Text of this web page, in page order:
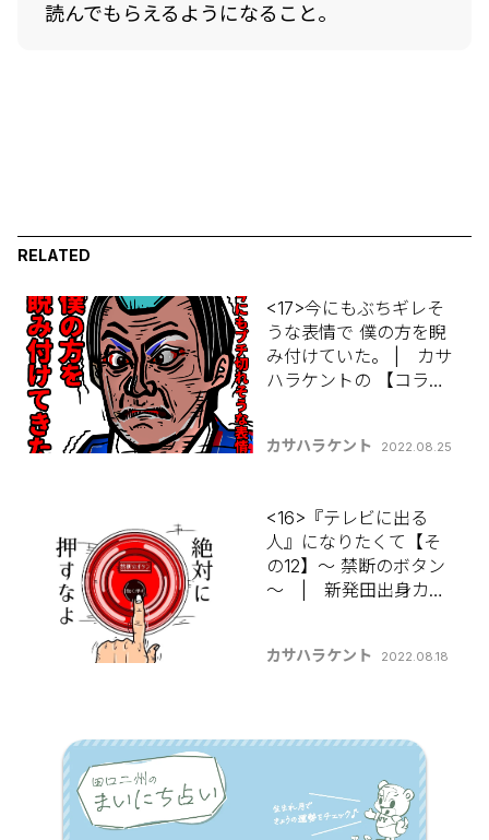
読んでもらえるようになること。
RELATED
<17>今にもぶちギレそ
うな表情で 僕の方を睨
み付けていた。 | カサ
ハラケントの 【コラム
カサハラケント 2022.08.25
<16>『テレビに出る
人』になりたくて【そ
の12】～ 禁断のボタン
～ | 新発田出身カサ
すか？】
カサハラケント 2022.08.18